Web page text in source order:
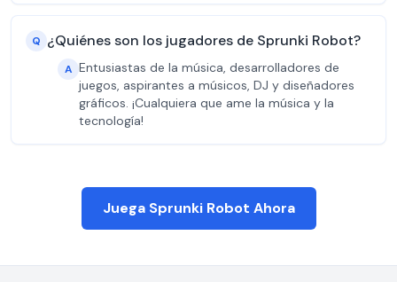
Q ¿Quiénes son los jugadores de Sprunki Robot?
A Entusiastas de la música, desarrolladores de
juegos, aspirantes a músicos, DJ y diseñadores
gráficos. ¡Cualquiera que ame la música y la
tecnología!
Juega Sprunki Robot Ahora